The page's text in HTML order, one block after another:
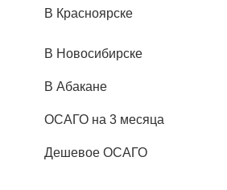
В Красноярске
В Новосибирске
В Абакане
ОСАГО на 3 месяца
Дешевое ОСАГО